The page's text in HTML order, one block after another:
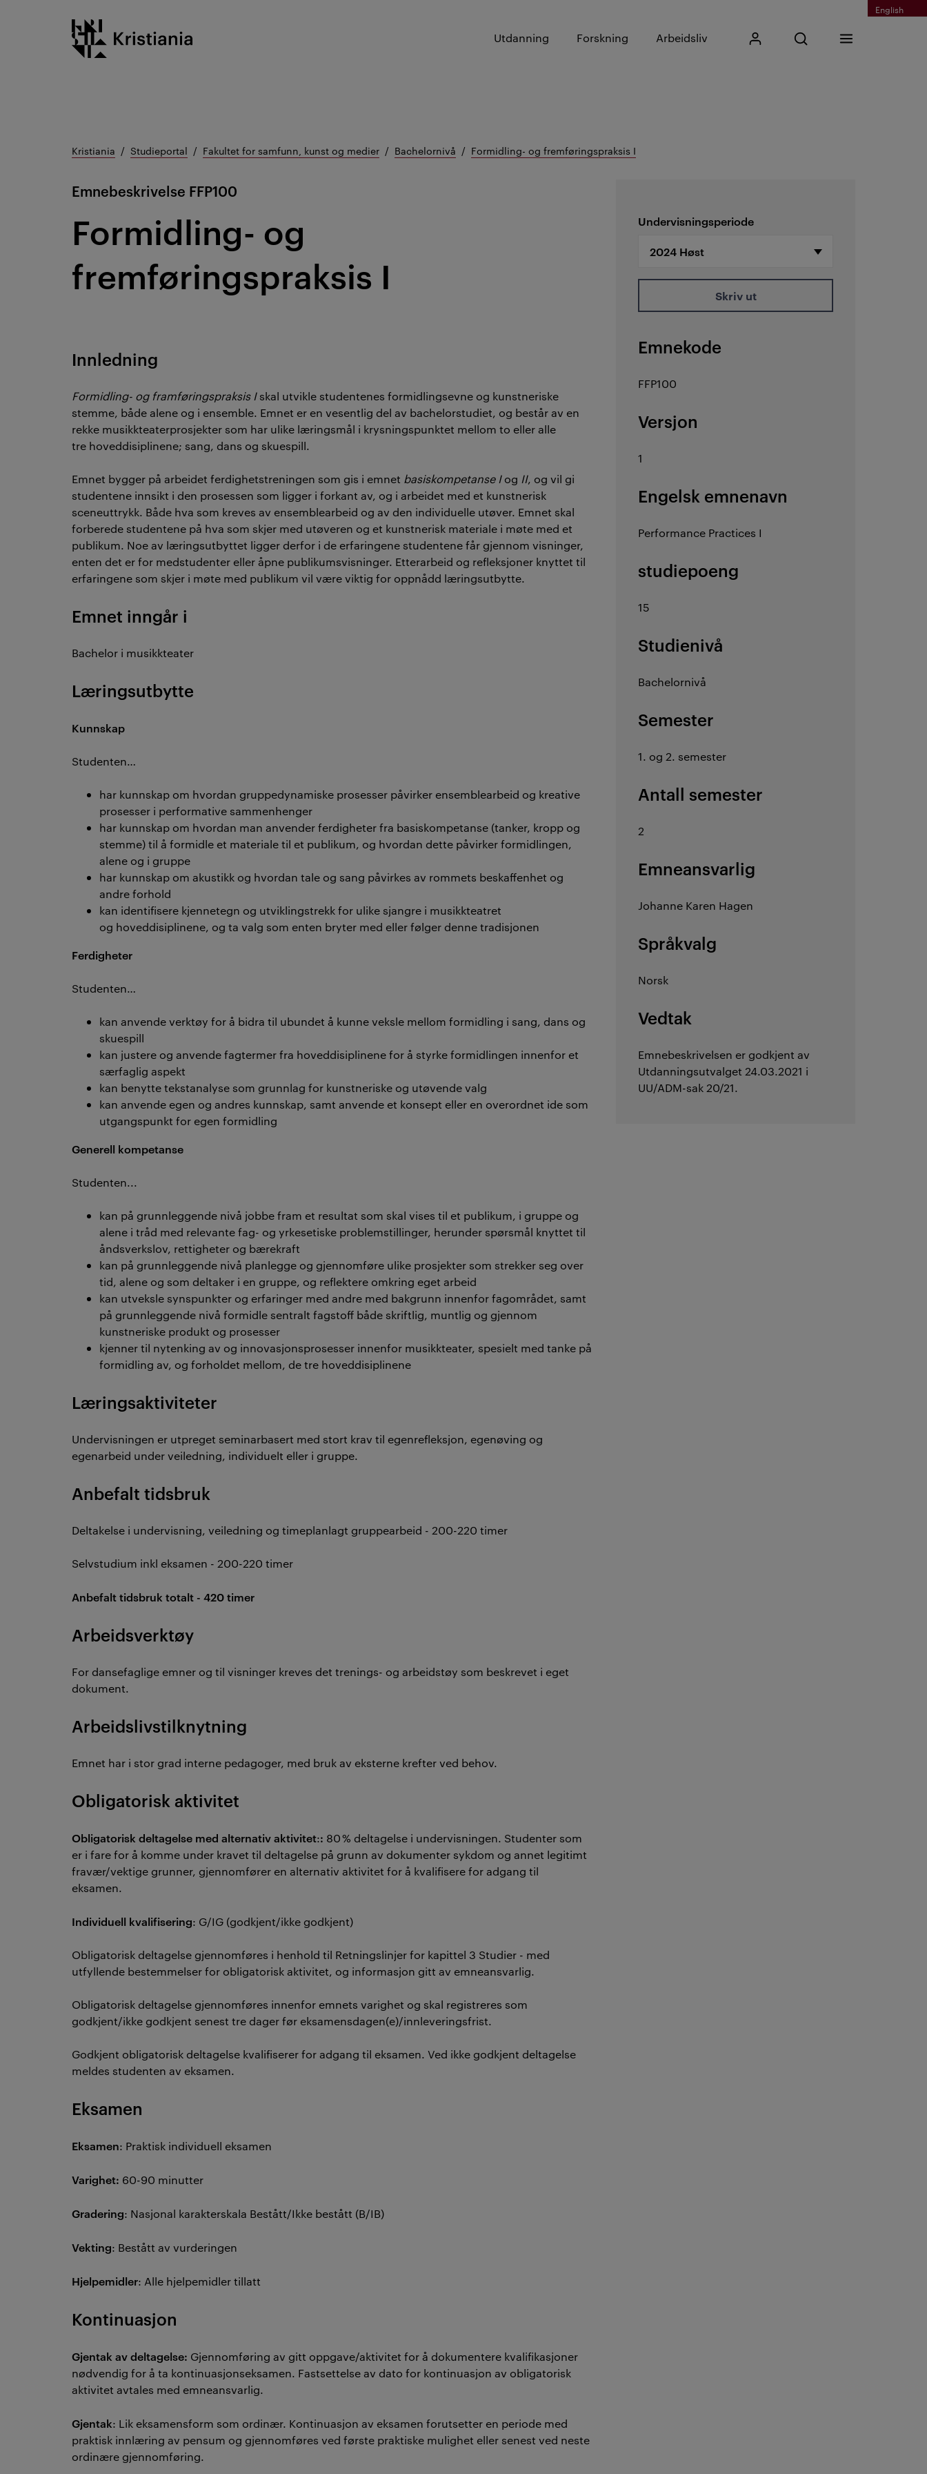
English
Kristiania logo
Utdanning Forskning Arbeidsliv Mitt KristianiaÅpne søk
Skriv inn søkefrase
Søk
Meny
Kristiania Studieportal Fakultet for samfunn, kunst og medier Bachelornivå Formidling- og fremføringspraksis I
Emnebeskrivelse FFP100
Formidling- og
fremføringspraksis I
Undervisningsperiode
Skriv ut
Emnekode
FFP100
Versjon
1
Engelsk emnenavn
Performance Practices I
studiepoeng
15
Studienivå
Bachelornivå
Semester
1. og 2. semester
Antall semester
2
Emneansvarlig
Johanne Karen Hagen
Språkvalg
Norsk
Vedtak
Emnebeskrivelsen er godkjent av
Utdanningsutvalget 24.03.2021 i
UU/ADM-sak 20/21.
Innledning
Formidling- og framføringspraksis Iskal utvikle studentenes formidlingsevne og kunstneriske
stemme, både alene og i ensemble. Emnet er en vesentlig del av bachelorstudiet, og består av en
rekke musikkteaterprosjekter som har ulike læringsmål i krysningspunktet mellom to eller alle
tre hoveddisiplinene; sang, dans og skuespill.
Emnet bygger på arbeidet ferdighetstreningen som gis i emnet basiskompetanse Iog II, og vil gi
studentene innsikt i den prosessen som ligger i forkant av, og i arbeidet med et kunstnerisk
sceneuttrykk. Både hva som kreves av ensemblearbeid og av den individuelle utøver. Emnet skal
forberede studentene på hva som skjer med utøveren og et kunstnerisk materiale i møte med et
publikum. Noe av læringsutbyttet ligger derfor i de erfaringene studentene får gjennom visninger,
enten det er for medstudenter eller åpne publikumsvisninger. Etterarbeid og refleksjoner knyttet til
erfaringene som skjer i møte med publikum vil være viktig for oppnådd læringsutbytte.
Emnet inngår i
Bachelor i musikkteater
Læringsutbytte
Kunnskap
Studenten…
har kunnskap om hvordan gruppedynamiske prosesser påvirker ensemblearbeid og kreative
prosesser i performative sammenhenger
har kunnskap om hvordan man anvender ferdigheter fra basiskompetanse (tanker, kropp og
stemme) til å formidle et materiale til et publikum, og hvordan dette påvirker formidlingen,
alene og i gruppe
har kunnskap om akustikk og hvordan tale og sang påvirkes av rommets beskaffenhet og
andre forhold
kan identifisere kjennetegn og utviklingstrekk for ulike sjangre i musikkteatret
og hoveddisiplinene, og ta valg som enten bryter med eller følger denne tradisjonen
Ferdigheter
Studenten…
kan anvende verktøy for å bidra til ubundet å kunne veksle mellom formidling i sang, dans og
skuespill
kan justere og anvende fagtermer fra hoveddisiplinene for å styrke formidlingen innenfor et
særfaglig aspekt
kan benytte tekstanalyse som grunnlag for kunstneriske og utøvende valg
kan anvende egen og andres kunnskap, samt anvende et konsept eller en overordnet ide som
utgangspunkt for egen formidling
Generell kompetanse
Studenten...
kan på grunnleggende nivå jobbe fram et resultat som skal vises til et publikum, i gruppe og
alene i tråd med relevante fag- og yrkesetiske problemstillinger, herunder spørsmål knyttet til
åndsverkslov, rettigheter og bærekraft
kan på grunnleggende nivå planlegge og gjennomføre ulike prosjekter som strekker seg over
tid, alene og som deltaker i en gruppe, og reflektere omkring eget arbeid
kan utveksle synspunkter og erfaringer med andre med bakgrunn innenfor fagområdet, samt
på grunnleggende nivå formidle sentralt fagstoff både skriftlig, muntlig og gjennom
kunstneriske produkt og prosesser
kjenner til nytenking av og innovasjonsprosesser innenfor musikkteater, spesielt med tanke på
formidling av, og forholdet mellom, de tre hoveddisiplinene
Læringsaktiviteter
Undervisningen er utpreget seminarbasert med stort krav til egenrefleksjon, egenøving og
egenarbeid under veiledning, individuelt eller i gruppe.
Anbefalt tidsbruk
Deltakelse i undervisning, veiledning og timeplanlagt gruppearbeid - 200-220 timer
Selvstudium inkl eksamen - 200-220 timer
Anbefalt tidsbruk totalt - 420 timer
Arbeidsverktøy
For dansefaglige emner og til visninger kreves det trenings- og arbeidstøy som beskrevet i eget
dokument.
Arbeidslivstilknytning
Emnet har i stor grad interne pedagoger, med bruk av eksterne krefter ved behov.
Obligatorisk aktivitet
Obligatorisk deltagelse med alternativ aktivitet:: 80 % deltagelse i undervisningen. Studenter som
er i fare for å komme under kravet til deltagelse på grunn av dokumenter sykdom og annet legitimt
fravær/vektige grunner, gjennomfører en alternativ aktivitet for å kvalifisere for adgang til
eksamen.
Individuell kvalifisering: G/IG (godkjent/ikke godkjent)
Obligatorisk deltagelse gjennomføres i henhold til Retningslinjer for kapittel 3 Studier - med
utfyllende bestemmelser for obligatorisk aktivitet, og informasjon gitt av emneansvarlig.
Obligatorisk deltagelse gjennomføres innenfor emnets varighet og skal registreres som
godkjent/ikke godkjent senest tre dager før eksamensdagen(e)/innleveringsfrist.
Godkjent obligatorisk deltagelse kvalifiserer for adgang til eksamen. Ved ikke godkjent deltagelse
meldes studenten av eksamen.
Eksamen
Eksamen: Praktisk individuell eksamen
Varighet: 60-90 minutter
Gradering: Nasjonal karakterskala Bestått/Ikke bestått (B/IB)
Vekting: Bestått av vurderingen
Hjelpemidler: Alle hjelpemidler tillatt
Kontinuasjon
Gjentak av deltagelse: Gjennomføring av gitt oppgave/aktivitet for å dokumentere kvalifikasjoner
nødvendig for å ta kontinuasjonseksamen. Fastsettelse av dato for kontinuasjon av obligatorisk
aktivitet avtales med emneansvarlig.
Gjentak: Lik eksamensform som ordinær. Kontinuasjon av eksamen forutsetter en periode med
praktisk innlæring av pensum og gjennomføres ved første praktiske mulighet eller senest ved neste
ordinære gjennomføring.